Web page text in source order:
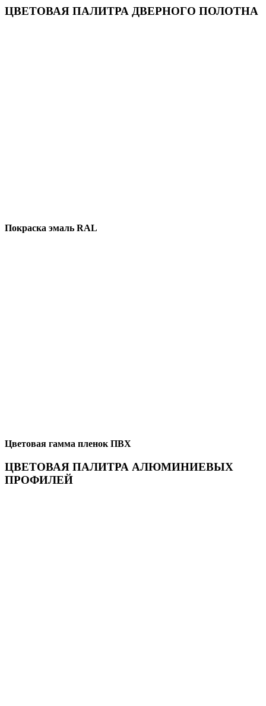
ЦВЕТОВАЯ ПАЛИТРА ДВЕРНОГО ПОЛОТНА
Покраска эмаль RAL
Цветовая гамма пленок ПВХ
ЦВЕТОВАЯ ПАЛИТРА АЛЮМИНИЕВЫХ
ПРОФИЛЕЙ